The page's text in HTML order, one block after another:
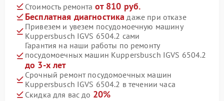
Стоимость ремонта от 810 руб.
Бесплатная диагностика даже при отказе
Привезем и увезем посудомоечную машину
Kuppersbusch IGVS 6504.2 сами
Гарантия на наши работы по ремонту
посудомоечных машин Kuppersbusch IGVS 6504.2
до 3-х лет
Срочный ремонт посудомоечных машин
Kuppersbusch IGVS 6504.2 в течении часа
Скидка для вас до 20%